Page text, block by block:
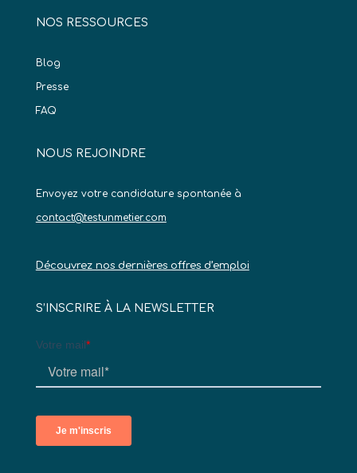
NOS RESSOURCES
Blog
Presse
FAQ
NOUS REJOINDRE
Envoyez votre candidature spontanée à
contact@testunmetier.com
Découvrez nos dernières offres d’emploi
S’INSCRIRE À LA NEWSLETTER